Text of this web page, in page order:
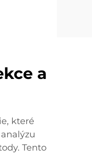
a
které
Tento